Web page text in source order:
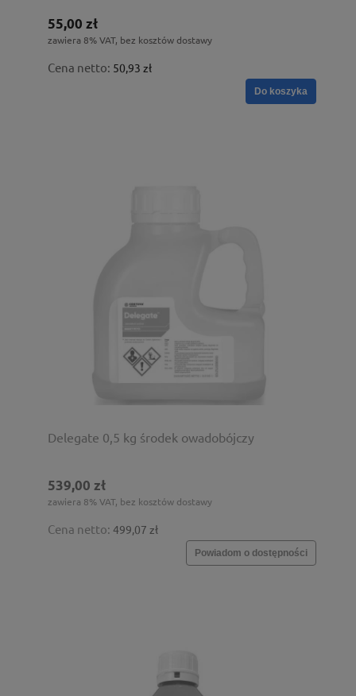
55,00 zł
zawiera 8% VAT, bez kosztów dostawy
Cena netto: 50,93 zł
Do koszyka
Delegate 0,5 kg środek owadobójczy
539,00 zł
zawiera 8% VAT, bez kosztów dostawy
Cena netto: 499,07 zł
Powiadom o dostępności